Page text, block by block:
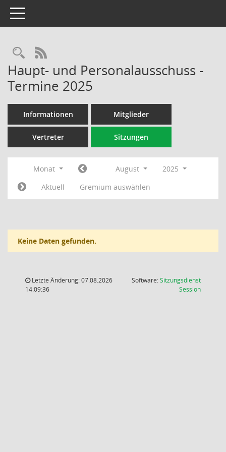
Toggle navigation
Rechercheauswahl
RSS-Feed
Haupt- und Personalausschuss -
Termine 2025
Informationen Mitglieder
Vertreter Sitzungen
Monat August
2025
Aktuell
Gremium auswählen
Keine Daten gefunden.
Letzte Änderung: 07.08.2026
14:09:36
Software:Sitzungsdienst
Session(Wird in